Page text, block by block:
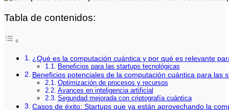
Tabla de contenidos:
¿Qué es la computación cuántica y por qué es relevante
Beneficios para las startups tecnológicas
Beneficios potenciales de la computación cuántica para las
Optimización de procesos y recursos
Avances en inteligencia artificial
Seguridad mejorada con criptografía cuántica
Casos de éxito: Startups que ya están aprovechando la